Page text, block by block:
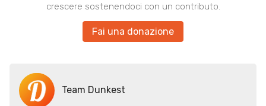
crescere sostenendoci con un contributo.
Fai una donazione
Team Dunkest